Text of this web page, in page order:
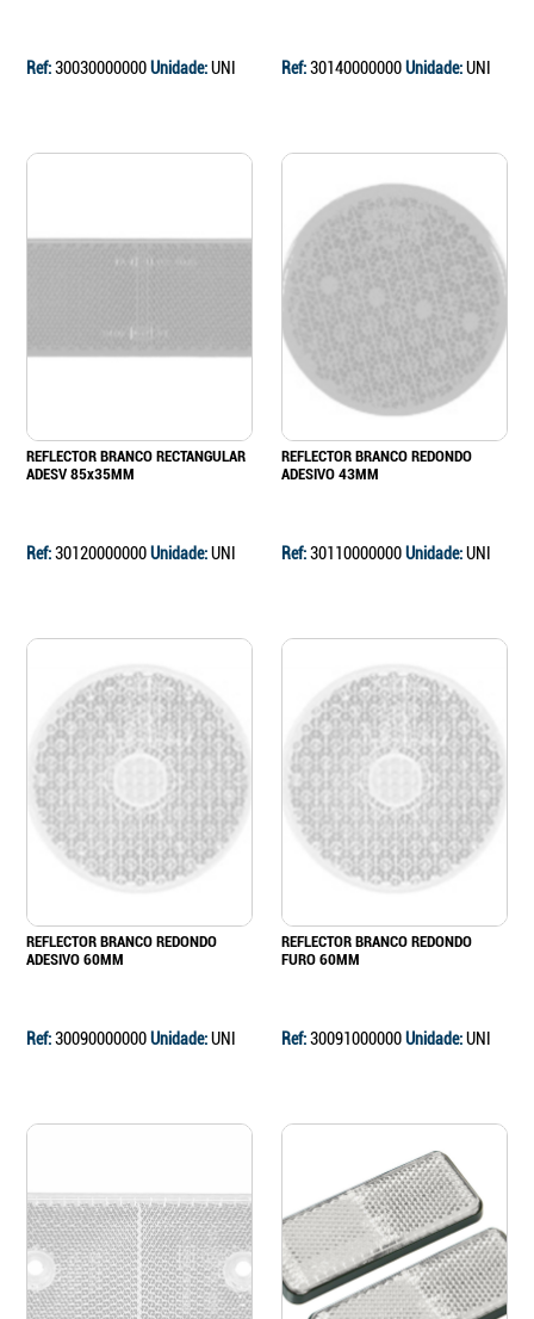
Ref:30030000000Unidade:UNI Ref:30140000000Unidade:UNI
REFLECTOR BRANCO RECTANGULAR
ADESV 85x35MM
Ref:30120000000Unidade:UNI
REFLECTOR BRANCO REDONDO
ADESIVO 43MM
Ref:30110000000Unidade:UNI
REFLECTOR BRANCO REDONDO
ADESIVO 60MM
Ref:30090000000Unidade:UNI
REFLECTOR BRANCO REDONDO
FURO 60MM
Ref:30091000000Unidade:UNI